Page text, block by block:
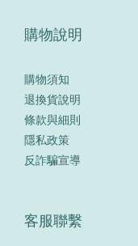
購物說明
購物須知
退換貨說明
條款與細則
隱私政策
反詐騙宣導
客服聯繫